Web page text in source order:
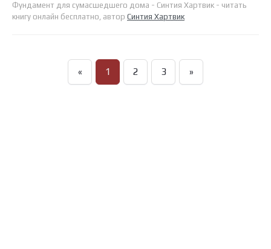
Фундамент для сумасшедшего дома - Синтия Хартвик - читать
книгу онлайн бесплатно, автор Синтия Хартвик
« 1 2 3 »